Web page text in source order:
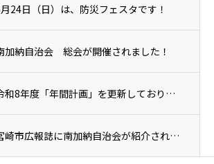
24日（日）は、防災フェスタです！
加納自治会 総会が開催されました！
令和8年度「年間計画」を更新しております
宮崎市広報誌に南加納自治会が紹介されました